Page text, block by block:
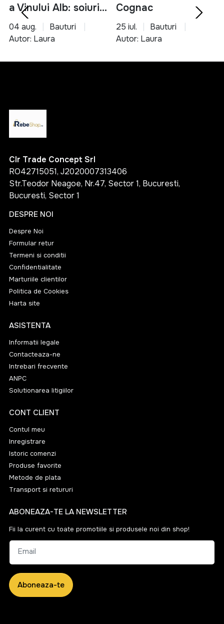
a Vinului Alb: soiuri,
servire si asocieri
culinare
04 aug.
Bauturi
Autor: Laura
Cognac
25 iul.
Bauturi
Autor: Laura
Clr Trade Concept Srl
RO42715051, J2020007313406
Str.Teodor Neagoe, Nr.47, Sector 1, Bucuresti,
Bucuresti, Sector 1
DESPRE NOI
Despre Noi
Formular retur
Termeni si conditii
Confidentialitate
Marturiile clientilor
Politica de Cookies
Harta site
ASISTENTA
Informatii legale
Contacteaza-ne
Intrebari frecvente
ANPC
Solutionarea litigiilor
CONT CLIENT
Contul meu
Inregistrare
Istoric comenzi
Produse favorite
Metode de plata
Transport si retururi
ABONEAZA-TE LA NEWSLETTER
Fii la curent cu toate promotiile si produsele noi din shop!
Email
Aboneaza-te